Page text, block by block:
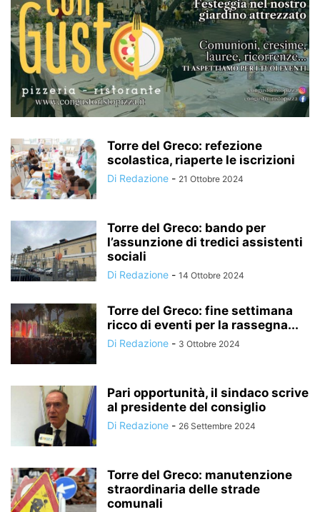
Torre del Greco: refezione
scolastica, riaperte le iscrizioni
Di Redazione - 21 Ottobre 2024
Torre del Greco: bando per
l’assunzione di tredici assistenti
sociali
Di Redazione - 14 Ottobre 2024
Torre del Greco: fine settimana
ricco di eventi per la rassegna...
Di Redazione - 3 Ottobre 2024
Pari opportunità, il sindaco scrive
al presidente del consiglio
Di Redazione - 26 Settembre 2024
Torre del Greco: manutenzione
straordinaria delle strade
comunali